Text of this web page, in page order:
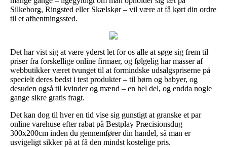
Silkeborg, Ringsted eller Skælskør – vil være at få kørt din ordre
til et afhentningssted.
Det har vist sig at være yderst let for os alle at søge sig frem til
priser fra forskellige online firmaer, og følgelig har masser af
webbutikker været tvunget til at formindske udsalgspriserne på
specielt deres bedst i test produkter – til børn og babyer, og
desuden også til kvinder og mænd – en hel del, og endda nogle
gange sikre gratis fragt.
Det kan dog til hver en tid vise sig gunstigt at granske et par
online varehuse efter rabat på Bestplay Præcisionsdug
300x200cm inden du gennemfører din handel, så man er
usvigeligt sikker på at få den mindst kostelige pris.